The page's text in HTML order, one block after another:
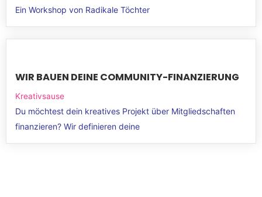
Ein Workshop von Radikale Töchter
WIR BAUEN DEINE COMMUNITY-FINANZIERUNG
Kreativsause
Du möchtest dein kreatives Projekt über Mitgliedschaften
finanzieren? Wir definieren deine